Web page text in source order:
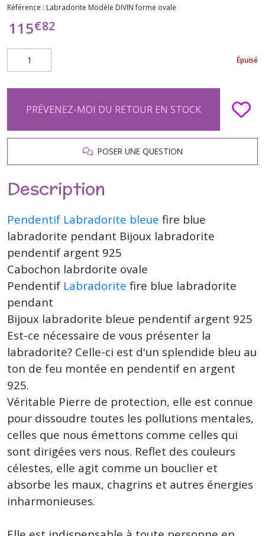
Référence : Labradorite Modèle DIVIN forme ovale
115€82
Épuisé
PRÉVENEZ-MOI DU RETOUR EN STOCK
POSER UNE QUESTION
Description
Pendentif Labradorite bleue fire blue
labradorite pendant Bijoux labradorite
pendentif argent 925
Cabochon labrdorite ovale
Pendentif Labradorite fire blue labradorite
pendant
Bijoux labradorite bleue pendentif argent 925
Est-ce nécessaire de vous présenter la
labradorite? Celle-ci est d'un splendide bleu au
ton de feu montée en pendentif en argent
925.
Véritable Pierre de protection, elle est connue
pour dissoudre toutes les pollutions mentales,
celles que nous émettons comme celles qui
sont dirigées vers nous. Reflet des couleurs
célestes, elle agit comme un bouclier et
absorbe les maux, chagrins et autres énergies
inharmonieuses.